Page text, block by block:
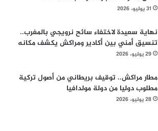
31 يوليو، 2026
نهاية سعيدة لاختفاء سائح نرويجي بالمغرب..
تنسيق أمني بين أكادير ومراكش يكشف مكانه
29 يوليو، 2026
مطار مراكش.. توقيف بريطاني من أصول تركية
مطلوب دوليا من دولة مولدافيا
28 يوليو، 2026